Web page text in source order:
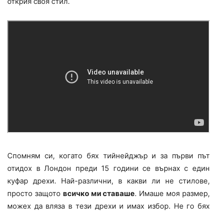
Спомням си, когато бях тийнейджър и за първи път
отидох в Лондон преди 15 години се върнах с един
куфар дрехи. Най-различни, в какви ли не стилове,
просто защото всичко ми ставаше. Имаше моя размер,
можех да вляза в тези дрехи и имах избор. Не го бях